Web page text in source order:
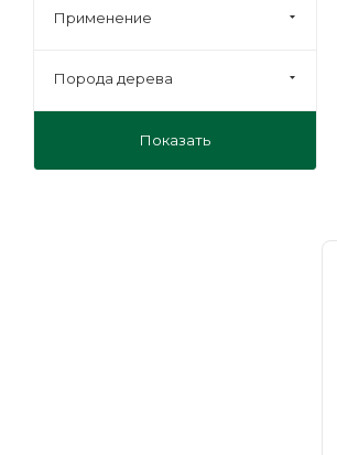
Применение
Порода дерева
Показать